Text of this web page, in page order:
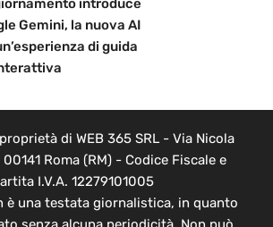
introduce
Gemini, la nuova AI
di guida
di WEB 365 SRL - Via Nicola
00141 Roma (RM) - Codice Fiscale e
I.V.A. 12279101005
è una testata giornalistica, in quanto